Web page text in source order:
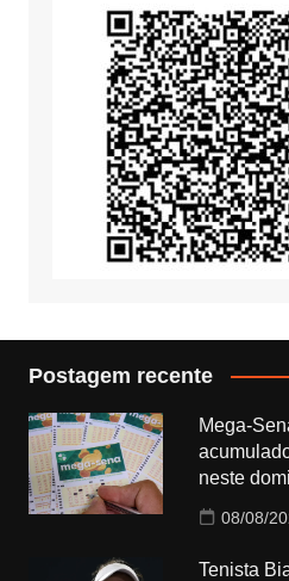
Postagem recente
Mega-
neste
08/08/
Tenista